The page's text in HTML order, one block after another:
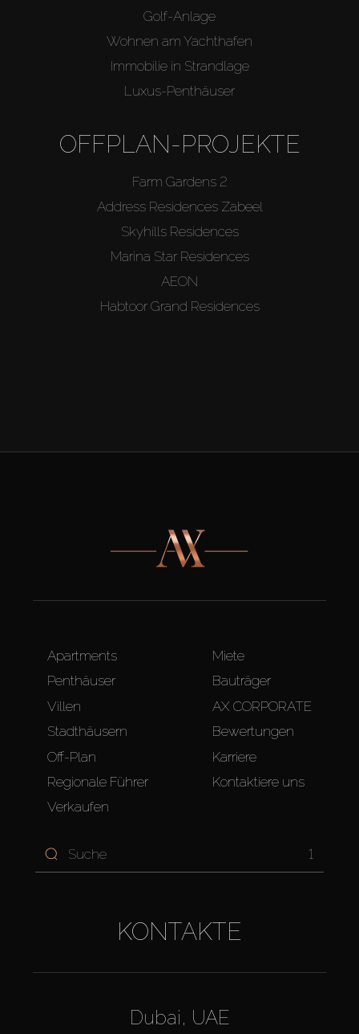
Golf-Anlage
Wohnen am Yachthafen
Immobilie in Strandlage
Luxus-Penthäuser
OFFPLAN-PROJEKTE
Farm Gardens 2
Address Residences Zabeel
Skyhills Residences
Marina Star Residences
AEON
Habtoor Grand Residences
Apartments
Penthäuser
Villen
Stadthäusern
Off-Plan
Regionale Führer
Verkaufen
Miete
Bauträger
AX CORPORATE
Bewertungen
Karriere
Kontaktiere uns
1
KONTAKTE
Dubai, UAE